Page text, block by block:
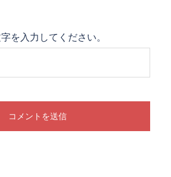
を入力してください。